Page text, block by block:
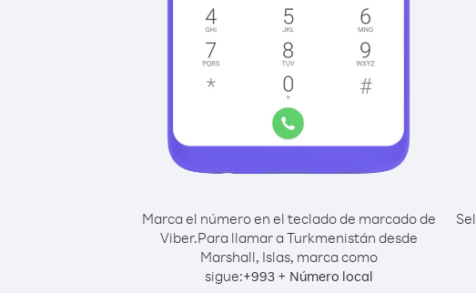
Marca el número en el teclado de marcado de
Viber.Para llamar a Turkmenistán desde
Marshall, Islas, marca como
sigue:+993+ Número local